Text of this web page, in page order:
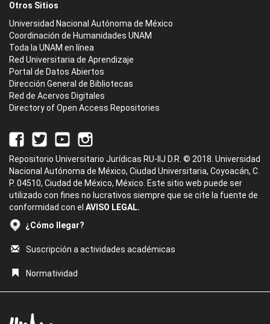
Otros Sitios
Universidad Nacional Autónoma de México
Coordinación de Humanidades UNAM
Toda la UNAM en línea
Red Universitaria de Aprendizaje
Portal de Datos Abiertos
Dirección General de Bibliotecas
Red de Acervos Digitales
Directory of Open Access Repositories
Repositorio Universitario Jurídicas RU-IIJ D.R. © 2018. Universidad
Nacional Autónoma de México, Ciudad Universitaria, Coyoacán, C.
P. 04510, Ciudad de México, México. Este sitio web puede ser
utilizado con fines no lucrativos siempre que se cite la fuente de
conformidad con el AVISO LEGAL.
¿Cómo llegar?
Suscripción a actividades académicas
Normatividad